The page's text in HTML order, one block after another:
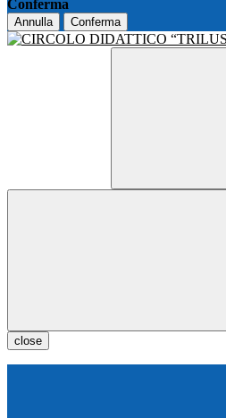
Conferma
Annulla Conferma
close